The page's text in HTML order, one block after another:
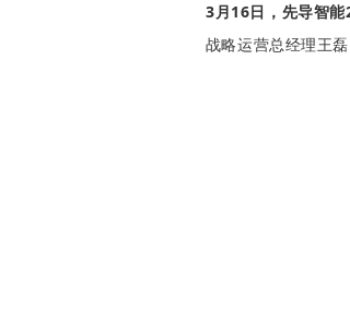
3月16日，先导智能
战略运营总经理王